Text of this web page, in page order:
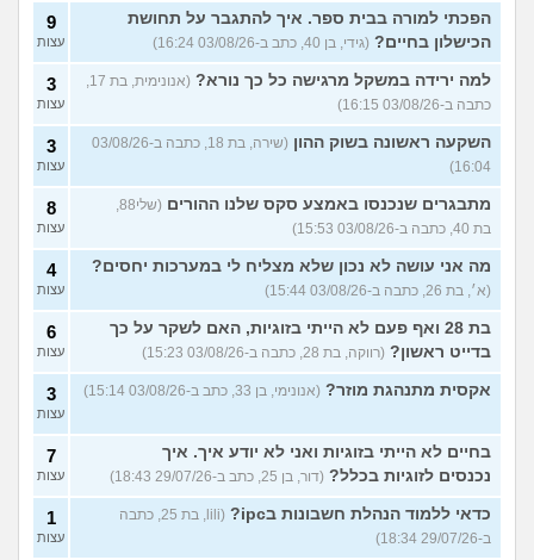
הפכתי למורה בבית ספר. איך להתגבר על תחושת
הכישלון בחיים? (גידי, בן 40, כתב ב-03/08/26 16:24)
9
עצות
למה ירידה במשקל מרגישה כל כך נורא?
כתבה ב-03/08/26 16:15)
3
עצות
השקעה ראשונה בשוק ההון
(שירה, בת 18, כתבה ב-03/08/26
16:04)
3
עצות
מתבגרים שנכנסו באמצע סקס שלנו ההורים
בת 40, כתבה ב-03/08/26 15:53)
8
עצות
מה אני עושה לא נכון שלא מצליח לי במערכות יחסים?
(א׳, בת 26, כתבה ב-03/08/26 15:44)
4
עצות
בת 28 ואף פעם לא הייתי בזוגיות, האם לשקר על כך
בדייט ראשון? (רווקה, בת 28, כתבה ב-03/08/26 15:23)
6
עצות
אקסית מתנהגת מוזר? (אנונימי, בן 33, כתב ב-03/08/26 15:14) 3
עצות
בחיים לא הייתי בזוגיות ואני לא יודע איך. איך
נכנסים לזוגיות בכלל? (דור, בן 25, כתב ב-29/07/26 18:43)
7
עצות
כדאי ללמוד הנהלת חשבונות בipc?
(lili, בת 25, כתבה
ב-29/07/26 18:34)
1
עצות